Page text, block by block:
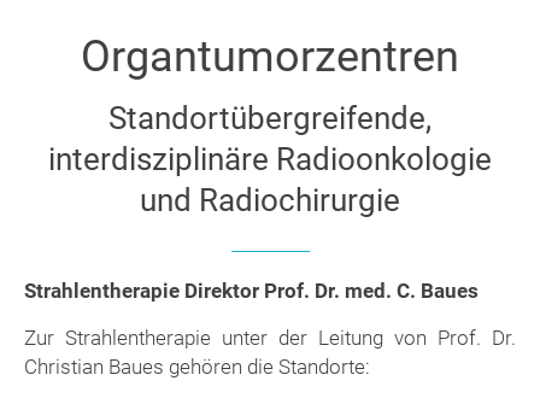
Organtumorzentren
Standortübergreifende,
interdisziplinäre Radioonkologie
und Radiochirurgie
Strahlentherapie Direktor Prof. Dr. med. C. Baues
Zur Strahlentherapie unter der Leitung von Prof. Dr.
Christian Baues gehören die Standorte: